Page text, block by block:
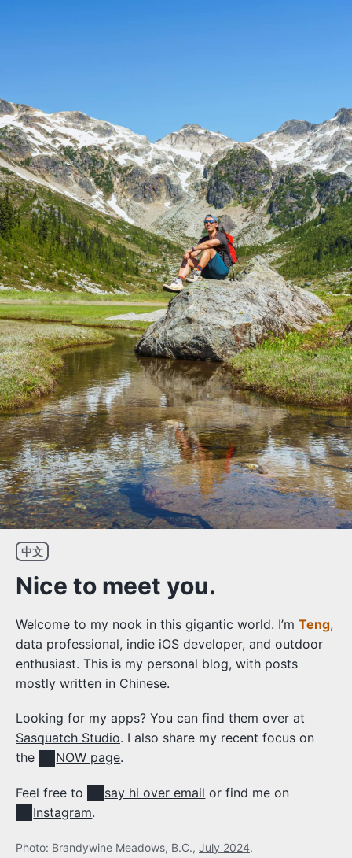
中文
Nice to meet you.
Welcome to my nook in this gigantic world. I’m Teng,
data professional, indie iOS developer, and outdoor
enthusiast. This is my personal blog, with posts
mostly written in Chinese.
Looking for my apps? You can find them over at
Sasquatch Studio. I also share my recent focus on
the
NOW page.
Feel free to say hi over email or find me on
Instagram.
Photo: Brandywine Meadows, B.C., July 2024.